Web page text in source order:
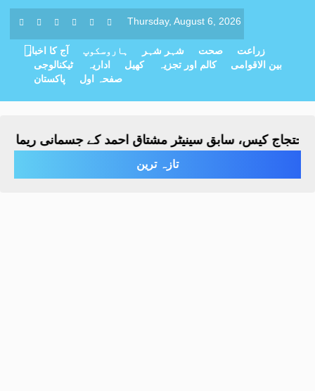
Thursday, August 6, 2026
آج کا اخبار ہاروسکوپ شہر شہر صحت
زراعت
ٹیکنالوجی
اداریہ کھیل کالم اور تجزیہ
بین الاقوامی
پاکستان
صفحہ اول
کیس، سابق سینیٹر مشتاق احمد کے جسمانی ریمانڈ میں 4 روز کی
تازہ ترین